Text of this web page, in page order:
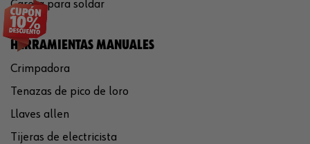
Careta para soldar
HERRAMIENTAS MANUALES
Crimpadora
Tenazas de pico de loro
Llaves allen
Tijeras de electricista